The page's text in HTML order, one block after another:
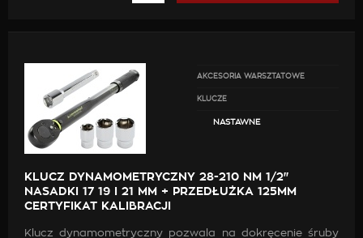
AKCESORIA WARSZTATOWE
KLUCZE
NASTAWNE
KLUCZ DYNAMOMETRYCZNY 28-210 NM 1/2"
NASADKI 17 19 I 21 MM + PRZEDŁUŻKA 125MM
CERTYFIKAT KALIBRACJI
Klucz dynamometryczny pozwala na dokręcenie śruby